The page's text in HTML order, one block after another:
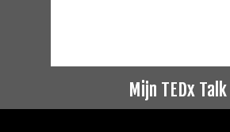
Mijn TEDx Talk